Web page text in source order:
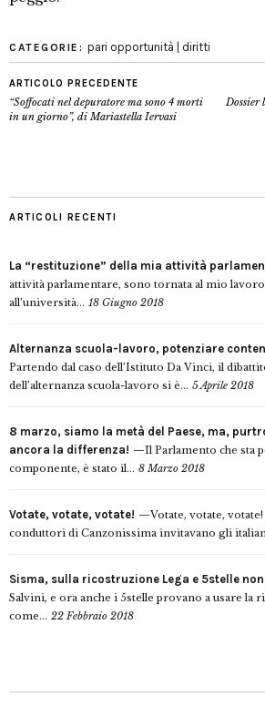
CATEGORIE: pari opportunità | diritti
ARTICOLO PRECEDENTE
“Soffocati nel depuratore ma sono 4 morti
in un giorno”, di Mariastella Iervasi
Dossier
ARTICOLI RECENTI
La “restituzione” della mia attività
attività parlamentare, sono tornata al mio
all’università... 18 Giugno 2018
Alternanza scuola-lavoro, potenziare
Partendo dal caso dell’Istituto Da Vinci, il
dell’alternanza scuola-lavoro si è... 5 Aprile 2018
8 marzo, siamo la metà del Paese, ma,
ancora la differenza!
Il Parlamento che sta
componente, è stato il... 8 Marzo 2018
Votate, votate, votate!
Votate, votate,
conduttori di Canzonissima invitavano gli
Sisma, sulla ricostruzione Lega e 5stelle
Salvini, e ora anche i 5stelle provano a usare la
come... 22 Febbraio 2018